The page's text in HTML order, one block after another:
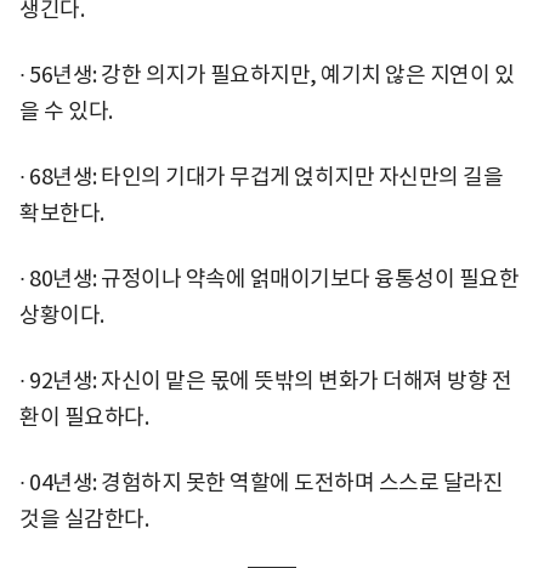
생긴다.
∙ 56년생: 강한 의지가 필요하지만, 예기치 않은 지연이 있
을 수 있다.
∙ 68년생: 타인의 기대가 무겁게 얹히지만 자신만의 길을
확보한다.
∙ 80년생: 규정이나 약속에 얽매이기보다 융통성이 필요한
상황이다.
∙ 92년생: 자신이 맡은 몫에 뜻밖의 변화가 더해져 방향 전
환이 필요하다.
∙ 04년생: 경험하지 못한 역할에 도전하며 스스로 달라진
것을 실감한다.